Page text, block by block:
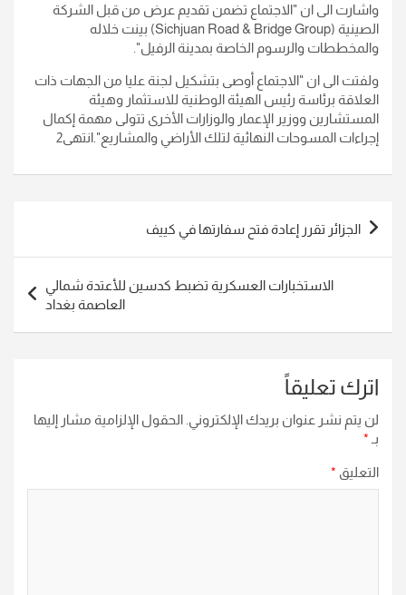
واشارت الى ان "الاجتماع تضمن تقديم عرض من قبل الشركة
الصينية (Sichjuan Road & Bridge Group) بينت خلاله
والمخططات والرسوم الخاصة بمدينة الرفيل".
ولفتت الى ان "الاجتماع أوصى بتشكيل لجنة عليا من الجهات ذات
العلاقة برئاسة رئيس الهيئة الوطنية للاستثمار وهيئة
المستشارين ووزير الإعمار والوزارات الأخرى تتولى مهمة إكمال
إجراءات المسوحات النهائية لتلك الأراضي والمشاريع".انتهى2
تصفّح
المقالات
الجزائر تقرر إعادة فتح سفارتها في كييف
الاستخبارات العسكرية تضبط كدسين للأعتدة شمالي
العاصمة بغداد
اترك تعليقاً
لن يتم نشر عنوان بريدك الإلكتروني. الحقول الإلزامية مشار إليها
بـ *
التعليق *